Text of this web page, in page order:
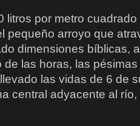
litros por metro
pequeño arroyo que
dimensiones bíblicas,
de las horas, las
las vidas de 6 de
central adyacente al